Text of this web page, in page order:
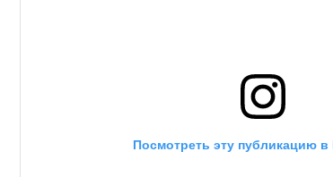
Посмотреть эту публикацию в